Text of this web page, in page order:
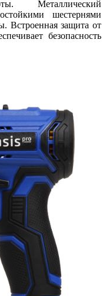
Металлический
шестернями
Встроенная защита от
безопасность